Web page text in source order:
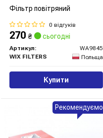
Фільтр повітряний
0 відгуків
270 ₴ сьогодні
Артикул:
WA9845
WIX FILTERS
Польща
Купити
Рекомендуємо